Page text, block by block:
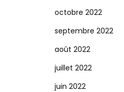
octobre 2022
septembre 2022
août 2022
juillet 2022
juin 2022